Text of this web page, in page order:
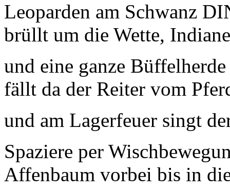
Leoparden am Schwanz
brüllt um die Wette,
und eine ganze
fällt da der Reiter vom
und am Lagerfeuer singt
Spaziere per
Affenbaum vorbei bis in